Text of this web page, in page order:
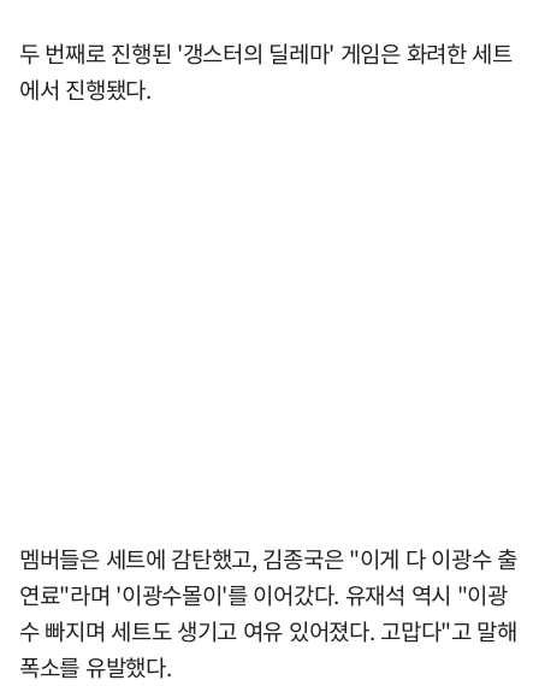
두 번째로 진행된 '갱스터의 딜레마' 게임은 화려한 세트
에서 진행됐다.
멤버들은 세트에 감탄했고, 김종국은 "이게 다 이광수 출
연료"라며 '이광수몰이'를 이어갔다. 유재석 역시 "이광
수 빠지며 세트도 생기고 여유 있어졌다. 고맙다"고 말해
폭소를 유발했다.